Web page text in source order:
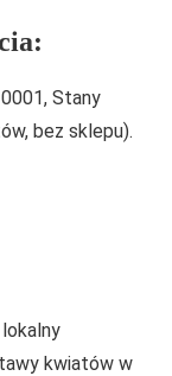
Stany
bez sklepu).
kwiatów w